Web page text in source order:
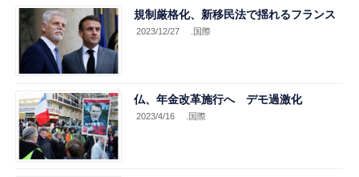
規制厳格化、新移民法で揺れるフランス
2023/12/27 .国際
仏、年金改革施行へ デモ過激化
2023/4/16 .国際